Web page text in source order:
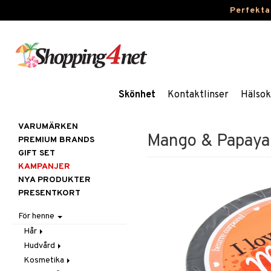
Skönhet Kontaktlinser
Mango &
VARUMÄRKEN
PREMIUM BRANDS
GIFT SET
KAMPANJER
NYA PRODUKTER
PRESENTKORT
För henne
Hår
Accessoarer
Balsam
Hudvård
Ansiktscremer
Kosmetika